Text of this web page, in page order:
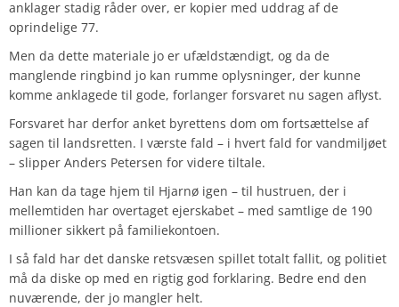
anklager stadig råder over, er kopier med uddrag af de
oprindelige 77.
Men da dette materiale jo er ufældstændigt, og da de
manglende ringbind jo kan rumme oplysninger, der kunne
komme anklagede til gode, forlanger forsvaret nu sagen aflyst.
Forsvaret har derfor anket byrettens dom om fortsættelse af
sagen til landsretten. I værste fald – i hvert fald for vandmiljøet
– slipper Anders Petersen for videre tiltale.
Han kan da tage hjem til Hjarnø igen – til hustruen, der i
mellemtiden har overtaget ejerskabet – med samtlige de 190
millioner sikkert på familiekontoen.
I så fald har det danske retsvæsen spillet totalt fallit, og politiet
må da diske op med en rigtig god forklaring. Bedre end den
nuværende, der jo mangler helt.